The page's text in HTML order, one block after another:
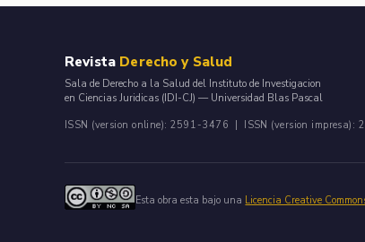
Revista Derecho y Salud
Sala de Derecho a la Salud del Instituto de Investigacion
en Ciencias Juridicas (IDI-CJ) — Universidad Blas Pascal
ISSN (version online): 2591-3476 | ISSN (version impresa):
Esta obra esta bajo una Licencia Creative